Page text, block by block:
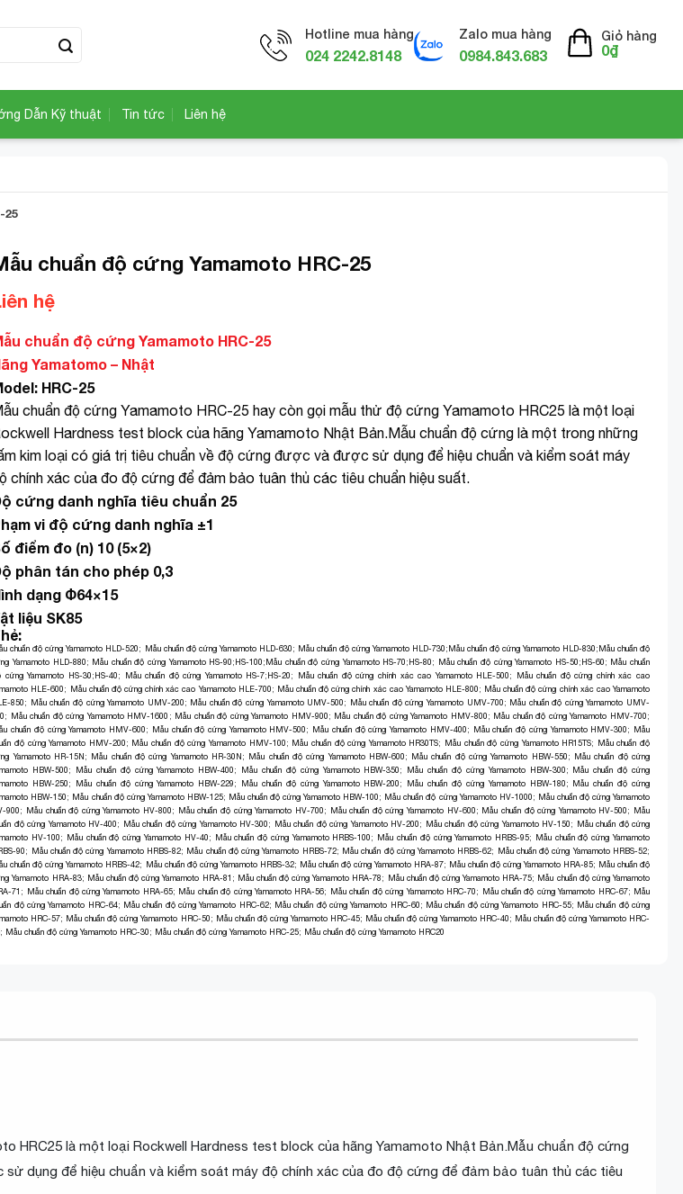
Hotline mua hàng
024 2242.8148
Zalo mua hàng
0984.843.683
Giỏ hàng
0₫
Dẫn Kỹ thuật Tin tức Liên hệ
25
chuẩn độ cứng Yamamoto HRC-25
hệ
chuẩn độ cứng Yamamoto HRC-25
Yamatomo – Nhật
HRC-25
chuẩn độ cứng Yamamoto HRC-25 hay còn gọi mẫu thử độ cứng Yamamoto HRC25 là một loại
Hardness test block của hãng Yamamoto Nhật Bản.Mẫu chuẩn độ cứng là một trong những
kim loại có giá trị tiêu chuẩn về độ cứng được và được sử dụng để hiệu chuẩn và kiểm soát máy
chính xác của đo độ cứng để đảm bảo tuân thủ các tiêu chuẩn hiệu suất.
cứng danh nghĩa tiêu chuẩn 25
vi độ cứng danh nghĩa ±1
điểm đo (n) 10 (5×2)
phân tán cho phép 0,3
dạng Φ64×15
liệu SK85
chuẩn độ cứng Yamamoto HLD-520; Mẫu chuẩn độ cứng Yamamoto HLD-630; Mẫu chuẩn độ cứng Yamamoto HLD-730;Mẫu chuẩn độ cứng Yamamoto HLD-830;Mẫu chuẩn độ
Yamamoto HLD-880; Mẫu chuẩn độ cứng Yamamoto HS-90;HS-100;Mẫu chuẩn độ cứng Yamamoto HS-70;HS-80; Mẫu chuẩn độ cứng Yamamoto HS-50;HS-60; Mẫu chuẩn
cứng Yamamoto HS-30;HS-40; Mẫu chuẩn độ cứng Yamamoto HS-7;HS-20; Mẫu chuẩn độ cứng chính xác cao Yamamoto HLE-500;
Mẫu chuẩn độ cứng chính xác cao
HLE-600; Mẫu chuẩn độ cứng chính xác cao Yamamoto HLE-700; Mẫu chuẩn độ cứng chính xác cao Yamamoto HLE-800; Mẫu chuẩn độ cứng chính xác cao Yamamoto
850; Mẫu chuẩn độ cứng Yamamoto UMV-200; Mẫu chuẩn độ cứng Yamamoto UMV-500; Mẫu chuẩn độ cứng Yamamoto UMV-700; Mẫu chuẩn độ cứng Yamamoto UMV-
; Mẫu chuẩn độ cứng Yamamoto HMV-1600 ; Mẫu chuẩn độ cứng Yamamoto HMV-900; Mẫu chuẩn độ cứng Yamamoto HMV-800; Mẫu chuẩn độ cứng Yamamoto HMV-700;
chuẩn độ cứng Yamamoto HMV-600; Mẫu chuẩn độ cứng Yamamoto HMV-500; Mẫu chuẩn độ cứng Yamamoto HMV-400; Mẫu chuẩn độ cứng Yamamoto HMV-300; Mẫu
độ cứng Yamamoto HMV-200; Mẫu chuẩn độ cứng Yamamoto HMV-100; Mẫu chuẩn độ cứng Yamamoto HR30TS; Mẫu chuẩn độ cứng Yamamoto HR15TS; Mẫu chuẩn độ
Yamamoto HR-15N; Mẫu chuẩn độ cứng Yamamoto HR-30N; Mẫu chuẩn độ cứng Yamamoto HBW-600; Mẫu chuẩn độ cứng Yamamoto HBW-550; Mẫu chuẩn độ cứng
HBW-500; Mẫu chuẩn độ cứng Yamamoto HBW-400; Mẫu chuẩn độ cứng Yamamoto HBW-350; Mẫu chuẩn độ cứng Yamamoto HBW-300; Mẫu chuẩn độ cứng
HBW-250; Mẫu chuẩn độ cứng Yamamoto HBW-229; Mẫu chuẩn độ cứng Yamamoto HBW-200; Mẫu chuẩn độ cứng Yamamoto HBW-180; Mẫu chuẩn độ cứng
HBW-150; Mẫu chuẩn độ cứng Yamamoto HBW-125; Mẫu chuẩn độ cứng Yamamoto HBW-100; Mẫu chuẩn độ cứng Yamamoto HV-1000; Mẫu chuẩn độ cứng Yamamoto
900; Mẫu chuẩn độ cứng Yamamoto HV-800; Mẫu chuẩn độ cứng Yamamoto HV-700; Mẫu chuẩn độ cứng Yamamoto HV-600; Mẫu chuẩn độ cứng Yamamoto HV-500; Mẫu
độ cứng Yamamoto HV-400; Mẫu chuẩn độ cứng Yamamoto HV-300; Mẫu chuẩn độ cứng Yamamoto HV-200; Mẫu chuẩn độ cứng Yamamoto HV-150; Mẫu chuẩn độ cứng
HV-100; Mẫu chuẩn độ cứng Yamamoto HV-40; Mẫu chuẩn độ cứng Yamamoto HRBS-100; Mẫu chuẩn độ cứng Yamamoto HRBS-95; Mẫu chuẩn độ cứng Yamamoto
90; Mẫu chuẩn độ cứng Yamamoto HRBS-82; Mẫu chuẩn độ cứng Yamamoto HRBS-72; Mẫu chuẩn độ cứng Yamamoto HRBS-62; Mẫu chuẩn độ cứng Yamamoto HRBS-52;
chuẩn độ cứng Yamamoto HRBS-42; Mẫu chuẩn độ cứng Yamamoto HRBS-32; Mẫu chuẩn độ cứng Yamamoto HRA-87; Mẫu chuẩn độ cứng Yamamoto HRA-85; Mẫu chuẩn độ
Yamamoto HRA-83; Mẫu chuẩn độ cứng Yamamoto HRA-81 ; Mẫu chuẩn độ cứng Yamamoto HRA-78; Mẫu chuẩn độ cứng Yamamoto HRA-75; Mẫu chuẩn độ cứng Yamamoto
71 ; Mẫu chuẩn độ cứng Yamamoto HRA-65; Mẫu chuẩn độ cứng Yamamoto HRA-56; Mẫu chuẩn độ cứng Yamamoto HRC-70; Mẫu chuẩn độ cứng Yamamoto HRC-67; Mẫu
độ cứng Yamamoto HRC-64; Mẫu chuẩn độ cứng Yamamoto HRC-62; Mẫu chuẩn độ cứng Yamamoto HRC-60; Mẫu chuẩn độ cứng Yamamoto HRC-55; Mẫu chuẩn độ cứng
HRC-57; Mẫu chuẩn độ cứng Yamamoto HRC-50; Mẫu chuẩn độ cứng Yamamoto HRC-45; Mẫu chuẩn độ cứng Yamamoto HRC-40; Mẫu chuẩn độ cứng Yamamoto HRC-
; Mẫu chuẩn độ cứng Yamamoto HRC-30; Mẫu chuẩn độ cứng Yamamoto HRC-25; Mẫu chuẩn độ cứng Yamamoto HRC20
HRC25 là một loại Rockwell Hardness test block của hãng Yamamoto Nhật Bản.Mẫu chuẩn độ cứng
dụng để hiệu chuẩn và kiểm soát máy độ chính xác của đo độ cứng để đảm bảo tuân thủ các tiêu